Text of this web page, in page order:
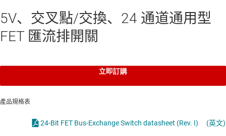
5V、交叉點/交換、24 通道通用型
FET 匯流排開關
立即訂購
產品規格表
24-Bit FET Bus-Exchange Switch datasheet (Rev. I) (英文)